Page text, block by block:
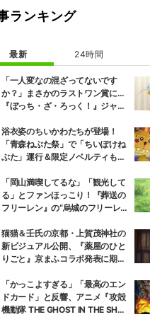
ランキング
最新 24時間
「一人変なの混ざってないです
か？」まさかのラストワン賞に…
『ぼっち・ざ・ろっく！』ジャー
浴衣姿のちいかわたちが登場！
「青森ねぶた祭」で「ちいぽけね
ぶた」運行＆限定ノベルティも配
「岡山満喫してるな」「観光して
る」とファンほっこり！『葬送の
フリーレン』の“烏城のフリーレ
猫猫＆壬氏の京都・上賀茂神社の
新ビジュアル公開、『薬屋のひと
りごと』京まふコラボ発表に期待
「かっこよすぎる」「最高のエン
ドカード」と反響、アニメ『攻殻
機動隊 THE GHOST IN THE SHEL